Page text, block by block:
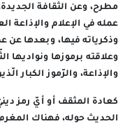
مطرح، وعن الثّقافة
عمله في الإعلام والإذاعة
وذكرياته فيها، وبعدها عن
وعلاقته برموزها ونواديها
والإذاعة، والرّموز الكبار
كعادة المثقف أو أيّ رمز
الحديث حوله، فهناك